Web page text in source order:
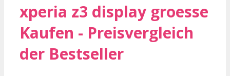
xperia z3 display groesse
Kaufen - Preisvergleich
der Bestseller